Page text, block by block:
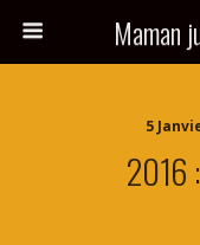
Maman
5
2016